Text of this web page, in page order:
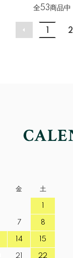
全53商品中
2
金 土
7 8
14 15
21 22